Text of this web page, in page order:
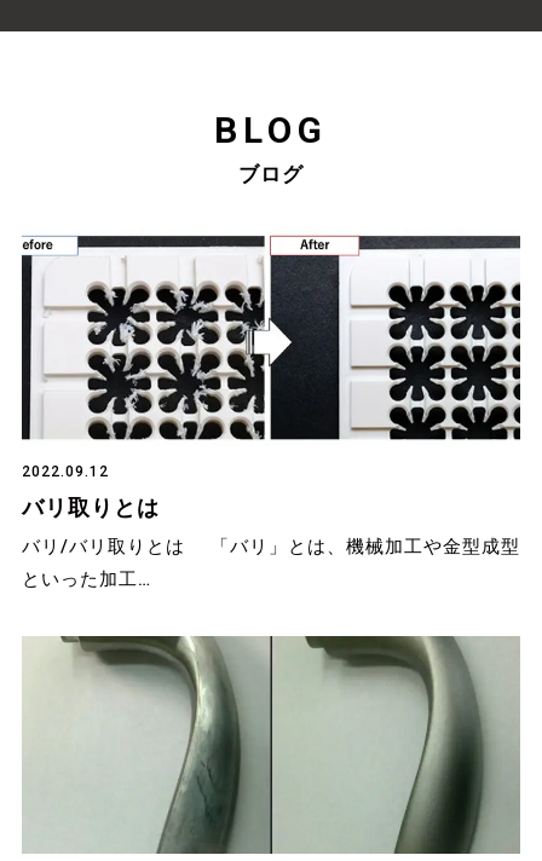
BLOG
ブログ
2022.09.12
バリ取りとは
バリ/バリ取りとは 「バリ」とは、機械加工や金型成型
といった加工…